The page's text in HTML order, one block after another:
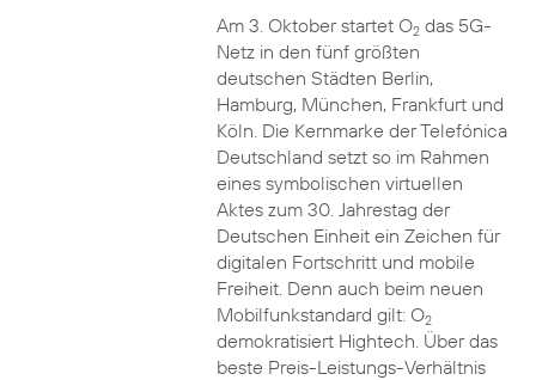
Am 3. Oktober startet O2das 5G-
Netz in den fünf größten
deutschen Städten Berlin,
Hamburg, München, Frankfurt und
Köln. Die Kernmarke der Telefónica
Deutschland setzt so im Rahmen
eines symbolischen virtuellen
Aktes zum 30. Jahrestag der
Deutschen Einheit ein Zeichen für
digitalen Fortschritt und mobile
Freiheit. Denn auch beim neuen
Mobilfunkstandard gilt: O2
demokratisiert Hightech. Über das
beste Preis-Leistungs-Verhältnis